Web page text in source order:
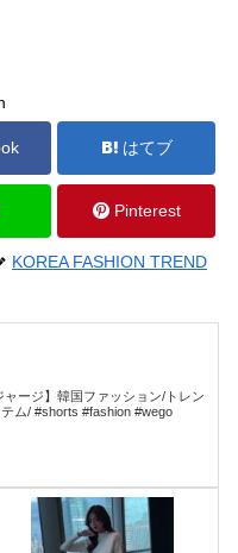
はてブ
Pinterest
KOREA FASHION TREND
ャージ】韓国ファッション/トレン
テム/ #shorts #fashion #wego